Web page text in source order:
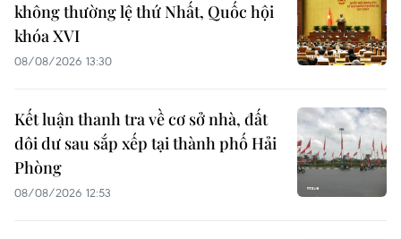
không thường lệ thứ Nhất, Quốc hội
khóa XVI
08/08/2026 13:30
Kết luận thanh tra về cơ sở nhà, đất
dôi dư sau sắp xếp tại thành phố Hải
Phòng
08/08/2026 12:53